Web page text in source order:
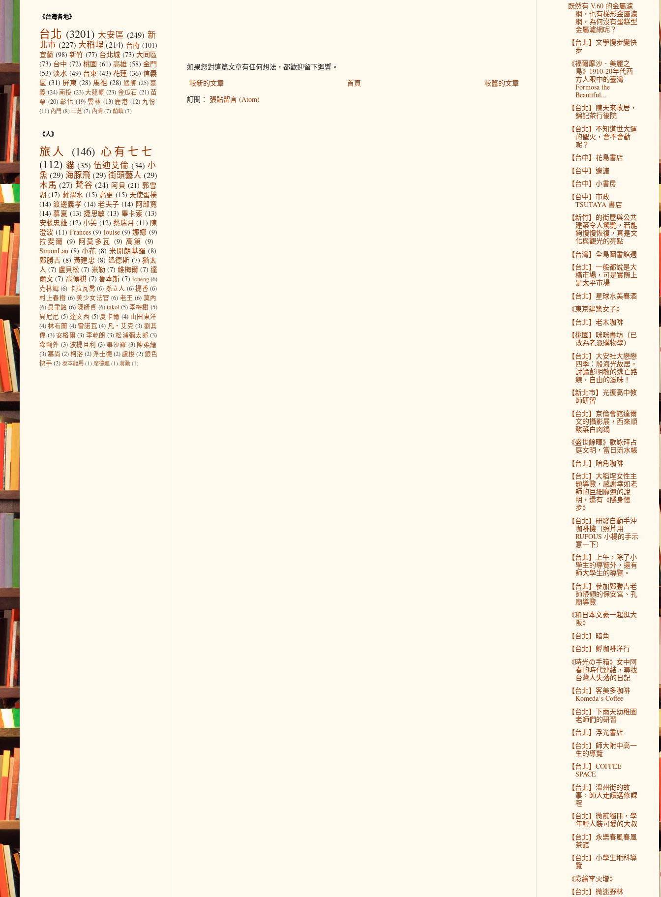
如果您對這篇文章有任何想法，都歡迎留下迴響。
較新的文章
較舊的文章
首頁
訂閱： 張貼留言 (Atom)
《台灣各地》
台北 (3201) 大安區 (249) 新
北市 (227) 大稻埕 (214) 台南 (101)
宜蘭 (98) 新竹 (77) 台北城 (73) 大同區
(73) 台中 (72) 桃園 (61) 高雄 (58) 金門
(53) 淡水 (49) 台東 (43) 花蓮 (36) 信義
區 (31) 屏東 (28) 馬祖 (28) 艋舺 (25) 嘉
義 (24) 南投 (23)大龍峒 (23) 金瓜石 (21)苗
栗 (20) 彰化 (19) 雲林 (13) 鹿港 (12) 九份
(11) 內門 (8) 三芝 (7) 內灣 (7) 蘭嶼 (7)
《人》
旅人 (146) 心有七七
(112) 貓 (35) 伍迪艾倫 (34) 小
魚 (29) 海豚飛(29) 街頭藝人 (29)
木馬 (27) 梵谷 (24) 阿貝 (21) 郭雪
湖 (17) 蔣渭水 (15) 高更 (15) 天使蛋捲
(14) 渡邊義孝 (14) 老夫子 (14) 阿部寬
(14) 慕夏 (13) 捷思敏 (13) 畢卡索 (13)
安藤忠雄 (12) 小芙 (12) 蔡瑞月 (11) 陳
澄波 (11) Frances (9) louise (9) 娜娜 (9)
拉斐爾 (9) 阿莫多瓦 (9) 高第 (9)
SimonLan (8) 小花 (8) 米開朗基羅 (8)
鄭勝吉 (8) 黃建忠 (8) 溫德斯 (7) 猶太
人 (7) 盧貝松 (7) 米勒 (7) 維梅爾 (7) 達
爾文 (7) 高傳棋 (7) 魯本斯 (7) icheng(6)
克林姆 (6) 卡拉瓦喬 (6) 孫立人 (6)提香 (6)
村上春樹 (6) 美少女法官 (6) 老王 (6) 莫內
(6) 貝聿銘 (6) 陳綺貞 (6) takol (5)李梅樹 (5)
貝尼尼 (5) 達文西 (5) 夏卡爾 (4) 山田東洋
(4)林布蘭 (4) 雷諾瓦 (4) 凡‧艾克 (3) 劉其
偉 (3)安格爾 (3) 李乾朗 (3)松浦彌太郎 (3)
森鷗外 (3) 波提且利 (3) 畢沙羅 (3) 陳柔縉
(3)塞尚 (2)柯洛 (2)浮士德 (2) 盧梭 (2)銀色
快手 (2) 坂本龍馬 (1) 席德進 (1) 蔣勳 (1)
既然有 V.60 的金屬濾
網，也有梯形金屬濾
網，為何沒有蛋糕型
金屬濾網呢？
【台北】文學慢步變快
步
《福爾摩沙．美麗之
島》1910-20年代西
方人眼中的臺灣
Formosa the
Beautiful...
【台北】陳天來故居，
錦記茶行後院
【台北】不知道世大運
的聖火，會不會動
呢？
【台中】花島書店
【台中】邊譜
【台中】小書房
【台中】市政
TSUTAYA 書店
【新竹】的街屋與公共
建築令人驚艷，若能
夠慢慢恢復，真是文
化與觀光的亮點
【台灣】全島圖書館週
【台北】一般都說是大
橋市場，可是實際上
是太平市場
【台北】星球水美春酒
《東京建築女子》
【台北】老木咖啡
【桃園】咪咪書坊（已
改為老派購物學）
【台北】大安社大戀戀
四季：殷海光故居，
討論彭明敏的逃亡路
線，自由的滋味！
【新北市】光復高中教
師研習
【台北】京倫會館達爾
文的攝影展，西來順
酸菜白肉鍋
《盛世餘暉》歌詠拜占
庭文明，當日流水帳
【台北】暗角咖啡
【台北】大稻埕女性主
題導覽，感謝幸如老
師的巨細靡遺的說
明，還有《隱身慢
步》
【台北】研發自動手沖
咖啡機（照片用
RUFOUS 小楊的手示
意一下）
【台北】上午，除了小
學生的導覽外，還有
師大學生的導覽。
【台北】參加鄭勝吉老
師帶領的保安宮、孔
廟導覽
《和日本文豪一起逛大
阪》
【台北】暗角
【台北】孵咖啡洋行
《時光の手箱》女中阿
春的時代連結，尋找
台灣人失落的日記
【台北】客美多咖啡
Komeda‘s Coffee
【台北】下雨天幼稚園
老師們的研習
【台北】浮光書店
【台北】師大附中高一
生的導覽
【台北】COFFEE
SPACE
【台北】溫州街的故
事，師大走讀選修課
程
【台北】微貳獨冊，學
年輕人裝可愛的大叔
【台北】永樂春風春風
茶館
【台北】小學生地科導
覽
《彩繪李火增》
【台北】微迷野林